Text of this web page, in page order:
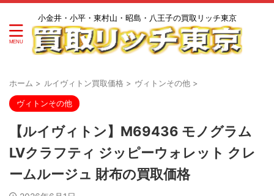
小金井・小平・東村山・昭島・八王子の買取リッチ東京
ホーム > ルイヴィトン買取価格 > ヴィトンその他 >
ヴィトンその他
【ルイヴィトン】M69436 モノグラム
LVクラフティ ジッピーウォレット クレ
ームルージュ 財布の買取価格